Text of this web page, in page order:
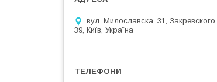
вул. Милославска, 31, Закревского,
39, Київ, Україна